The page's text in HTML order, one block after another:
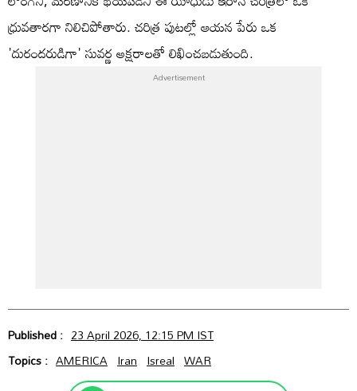
ధ్రువతారగా నిలిచిపోతారు. చరిత్ర పుటల్లో ఆయన పేరు ఒక
'దురందరుడిగా' సువర్ణ అక్షరాలతో లిఖించబడుతుంది.
Published : 23 April 2026, 12:15 PM IST
Topics : AMERICA Iran Isreal WAR